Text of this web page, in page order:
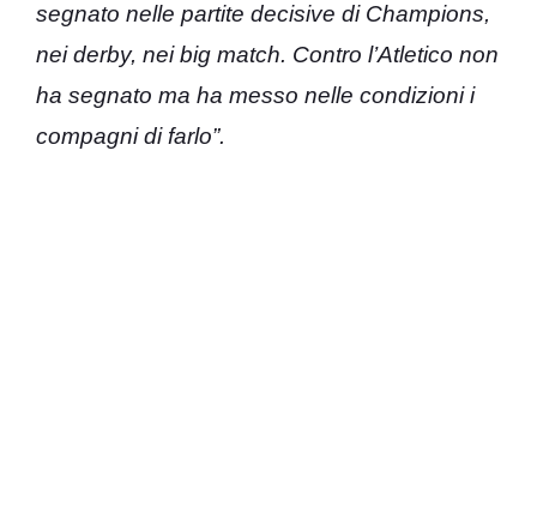
segnato nelle partite decisive di Champions,
nei derby, nei big match. Contro l’Atletico non
ha segnato ma ha messo nelle condizioni i
compagni di farlo”.